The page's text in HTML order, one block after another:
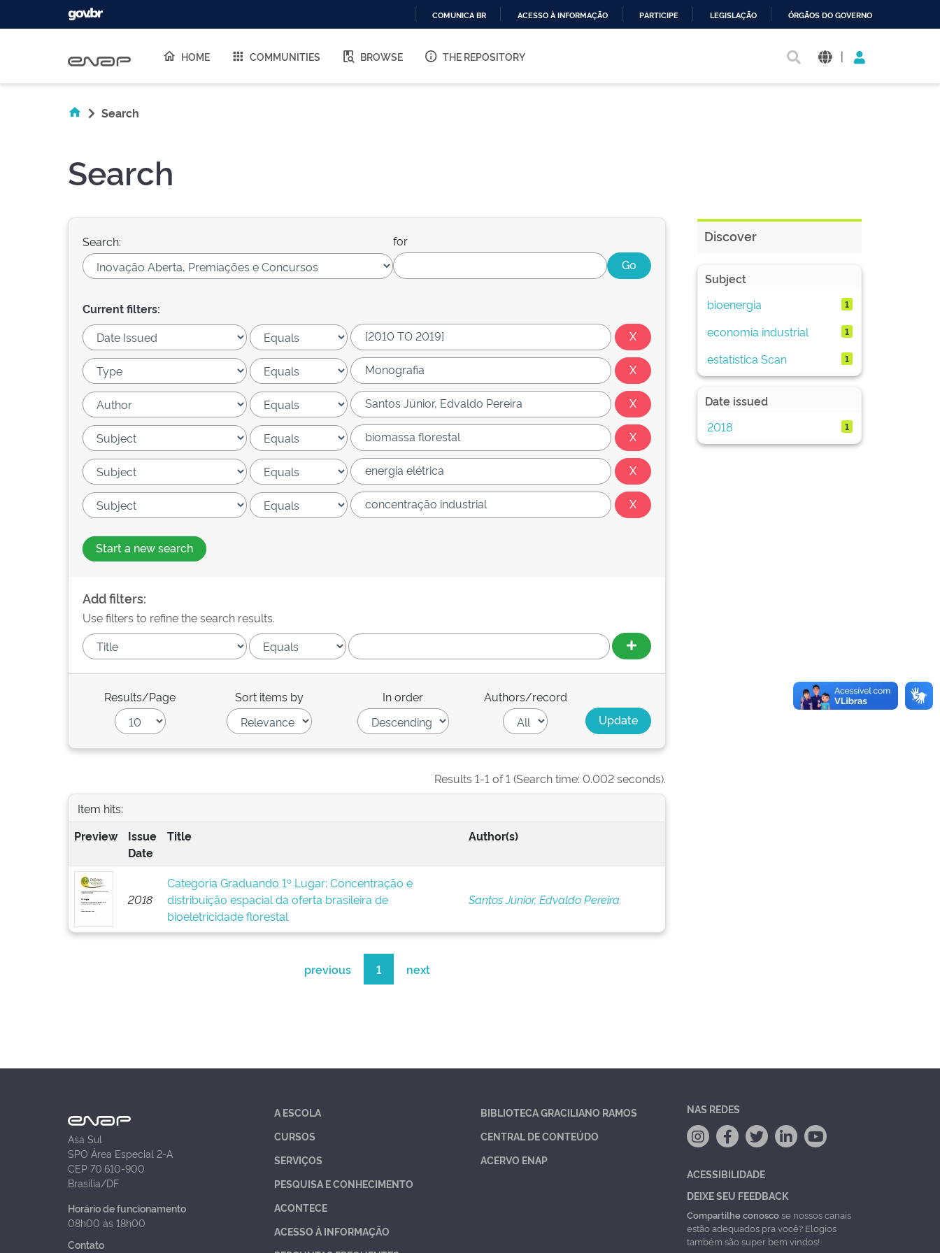
O
COMUNICA BR ACESSO À INFORMAÇÃO PARTICIPE LEGISLAÇÃO ÓRGÃOS DO GOVERNO
HOME COMMUNITIES BROWSE THE REPOSITORY |
Search
Search
Search: for
Current filters:
Start a new search
Add filters:
Use filters to refine the search results.
Results/Page Sort items by In order Authors/record
Results 1-1 of 1 (Search time: 0.002 seconds).
Item hits:
Preview
Issue
Date
Title Author(s)
2018
Categoria Graduando 1º Lugar: Concentração e
distribuição espacial da oferta brasileira de
bioeletricidade florestal
Santos Júnior, Edvaldo Pereira
previous 1 next
Discover
Subject
bioenergia
1
economia industrial 1
estatística Scan 1
Date issued
2018
1
Asa Sul
SPO Área Especial 2-A
CEP 70.610-900
Brasília/DF
Horário de funcionamento
08h00 às 18h00
Contato
A ESCOLA
CURSOS
SERVIÇOS
PESQUISA E CONHECIMENTO
ACONTECE
ACESSO À INFORMAÇÃO
BIBLIOTECA GRACILIANO RAMOS
CENTRAL DE CONTEÚDO
ACERVO ENAP
NAS REDES
ACESSIBILIDADE
DEIXE SEU FEEDBACK
Compartilhe conoscose nossos canais
estão adequados pra você? Elogios
também são super bem vindos!